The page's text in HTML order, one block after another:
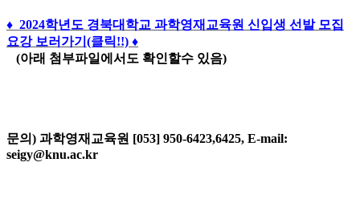
♦ 2024학년도 경북대학교 과학영재교육원 신입생 선발 모집
요강 보러가기(클릭!!) ♦
(아래 첨부파일에서도 확인할수 있음)
문의) 과학영재교육원 [053] 950-6423,6425, E-mail:
seigy@knu.ac.kr